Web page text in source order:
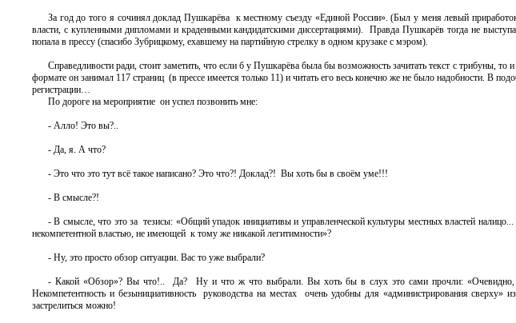
За год до того я сочинял доклад Пушкарёва к местному съезду «Единой России». (Был у меня левый
власти, с купленными дипломами и краденными кандидатскими диссертациями). Правда Пушкарёв тогда не
попала в прессу (спасибо Зубрицкому, ехавшему на партийную стрелку в одном крузаке с мэром).
Справедливости ради, стоит заметить, что если б у Пушкарёва была бы возможность зачитать текст с трибуны,
формате он занимал 117 страниц (в прессе имеется только 11) и читать его весь конечно же не было надобности. В
регистрации…
По дороге на мероприятие он успел позвонить мне:
- Алло! Это вы?..
- Да, я. А что?
- Это что это тут всё такое написано? Это что?! Доклад?! Вы хоть бы в своём уме!!!
- В смысле?!
- В смысле, что это за тезисы: «Общий упадок инициативы и управленческой культуры местных властей
некомпетентной властью, не имеющей к тому же никакой легитимности»?
- Ну, это просто обзор ситуации. Вас то уже выбрали?
- Какой «Обзор»? Вы что!.. Да? Ну и что ж что выбрали. Вы хоть бы в слух это сами прочли: «Очевидно,
Некомпетентность и безынициативность руководства на местах очень удобны для «администрирования сверху»
застрелиться можно!